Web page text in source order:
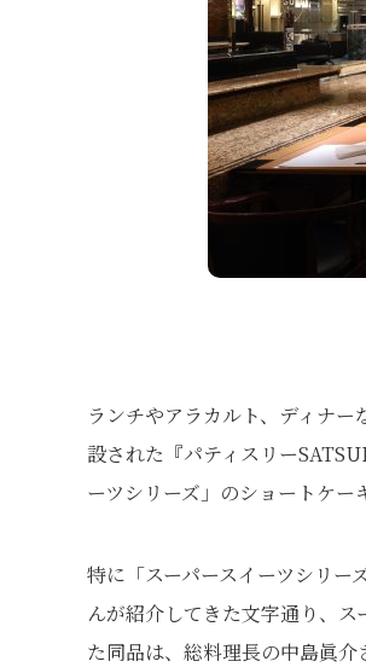
ランチやアラカルト、ディナ
設された『パティスリー
ーツシリーズ」のショートケー
特に「スーパースイーツシリー
んが紹介してきた文字通り、
た同品は、総料理長の中島眞